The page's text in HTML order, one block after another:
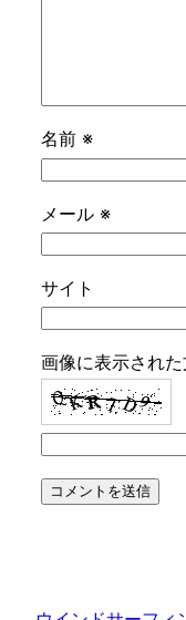
名前 ※
メール ※
サイト
画像に表示され